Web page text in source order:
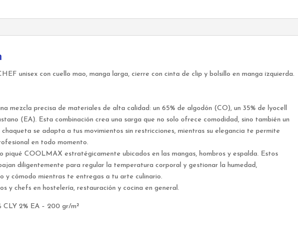
unisex con cuello mao, manga larga, cierre con cinta de clip y bolsillo en manga izquierda.
mezcla precisa de materiales de alta calidad: un 65% de algodón (CO), un 35% de lyocell
(EA). Esta combinación crea una sarga que no solo ofrece comodidad, sino también un
se adapta a tus movimientos sin restricciones, mientras su elegancia te permite
en todo momento.
piqué COOLMAX estratégicamente ubicados en las mangas, hombros y espalda. Estos
diligentemente para regular la temperatura corporal y gestionar la humedad,
y cómodo mientras te entregas a tu arte culinario.
y chefs en hostelería, restauración y cocina en general.
CLY 2% EA – 200 gr/m²